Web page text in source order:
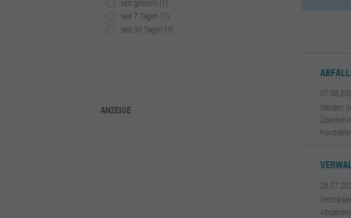
seit gestern (1)
seit 7 Tagen (1)
seit 30 Tagen (3)
ANZEIGE
Werden